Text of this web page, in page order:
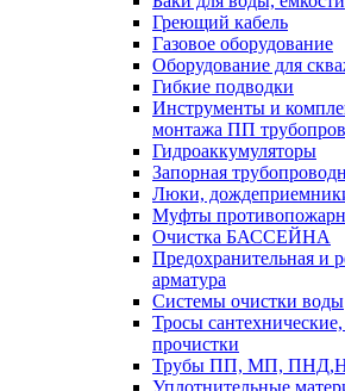
Греющий кабель
Газовое оборудование
Оборудование для
Гибкие подводки
Инструменты и
монтажа ПП
Гидроаккумуляторы
Запорная
Люки,
Муфты
Очистка БАССЕЙНА
Предохранительная и
арматура
Системы очистки воды
Тросы
прочистки
Трубы ПП, МП,
Уплотнительные